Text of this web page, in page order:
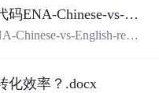
动科技创新与产业创新认知网络分析的网站平替代码ENA-Chinese-vs-English-reproducible.zip
vs-English-repro
化效率？.docx